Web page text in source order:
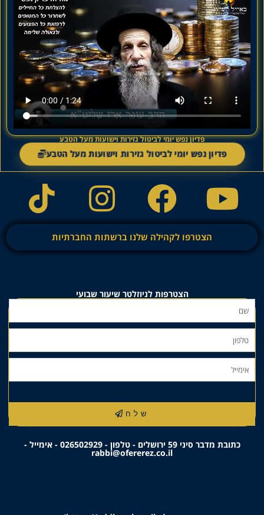
פדיון נפש יומי לביטול גזירות וישועות מעל הטבע
פדיון נפש יומי לביטול גזירות וישועות מעל הטבע
הצטרפו לקהילה שלנו ברשתות החברתיות
הצטרפות לניוזלטר שיעור שבועי
שלח
כתובת מדבר סיני 59 ירושלים - טלפון - 026502929 - אימייל -
rabbi@ofererez.co.il